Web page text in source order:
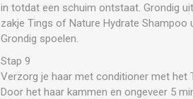
in totdat een schuim ontstaat. Grondig
zakje Tings of Nature Hydrate Shampoo
Grondig spoelen.
Stap 9
Verzorg je haar met conditioner met het
Door het haar kammen en ongeveer 5